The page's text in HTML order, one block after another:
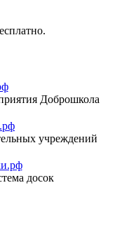
Доброшкола
учреждений
досок